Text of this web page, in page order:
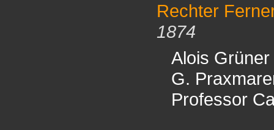
Rechter
1874
Alois Grüner
G.
Professor